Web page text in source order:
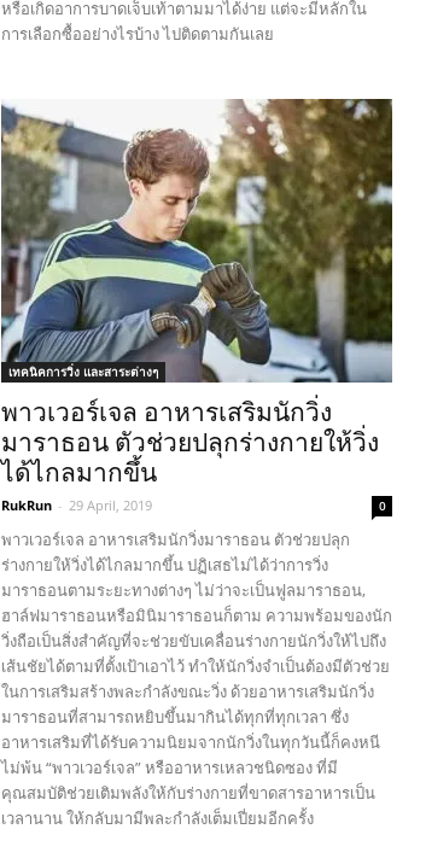
หรือเกิดอาการบาดเจ็บเท้าตามมาได้ง่าย แต่จะมีหลักใน
การเลือกซื้ออย่างไรบ้าง ไปติดตามกันเลย
เทคนิคการวิ่ง และสาระต่างๆ
พาวเวอร์เจล อาหารเสริมนักวิ่ง
มาราธอน ตัวช่วยปลุกร่างกายให้วิ่ง
ได้ไกลมากขึ้น
RukRun - 29 April, 2019 0
พาวเวอร์เจล อาหารเสริมนักวิ่งมาราธอน ตัวช่วยปลุก
ร่างกายให้วิ่งได้ไกลมากขึ้น ปฏิเสธไม่ได้ว่าการวิ่ง
มาราธอนตามระยะทางต่างๆ ไม่ว่าจะเป็นฟูลมาราธอน,
ฮาล์ฟมาราธอนหรือมินิมาราธอนก็ตาม ความพร้อมของนัก
วิ่งถือเป็นสิ่งสำคัญที่จะช่วยขับเคลื่อนร่างกายนักวิ่งให้ไปถึง
เส้นชัยได้ตามที่ตั้งเป้าเอาไว้ ทำให้นักวิ่งจำเป็นต้องมีตัวช่วย
ในการเสริมสร้างพละกำลังขณะวิ่ง ด้วยอาหารเสริมนักวิ่ง
มาราธอนที่สามารถหยิบขึ้นมากินได้ทุกที่ทุกเวลา ซึ่ง
อาหารเสริมที่ได้รับความนิยมจากนักวิ่งในทุกวันนี้ก็คงหนี
ไม่พ้น “พาวเวอร์เจล” หรืออาหารเหลวชนิดซอง ที่มี
คุณสมบัติช่วยเติมพลังให้กับร่างกายที่ขาดสารอาหารเป็น
เวลานาน ให้กลับมามีพละกำลังเต็มเปี่ยมอีกครั้ง